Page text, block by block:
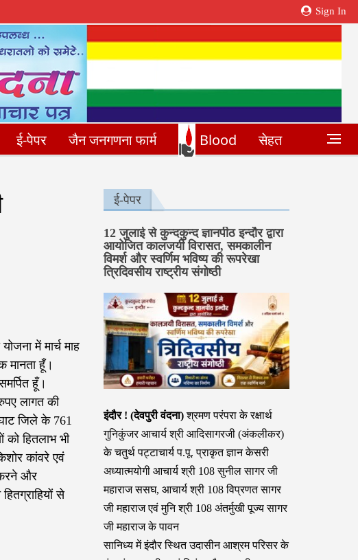
Sign In
ई-पेपर जैन जनगणना फार्म Blood
सेहत
में मार्च माह
मानता हूँ।
हूँ।
लागत की
जिले के 761
को हितलाभ भी
कांवरे एवं
करने और
से
ई-पेपर
12 जुलाई से कुन्दकुन्द ज्ञानपीठ इन्दौर द्वारा
आयोजित कालजयी विरासत, समकालीन
विमर्श और स्वर्णिम भविष्य की रूपरेखा
त्रिदिवसीय राष्ट्रीय संगोष्ठी
इंदौर ! (देवपुरी वंदना)श्रमण परंपरा के रक्षार्थ
गुनिकुंजर आचार्य श्री आदिसागरजी (अंकलीकर)
के चतुर्थ पट्टाचार्य प.पू. प्राकृत ज्ञान केसरी
अध्यात्मयोगी आचार्य श्री 108 सुनील सागर जी
महाराज ससघ, आचार्य श्री 108 विप्रणत सागर
जी महाराज एवं मुनि श्री 108 अंतर्मुखी पूज्य सागर
जी महाराज के पावन
सानिध्य में इंदौर स्थित उदासीन आश्रम परिसर के